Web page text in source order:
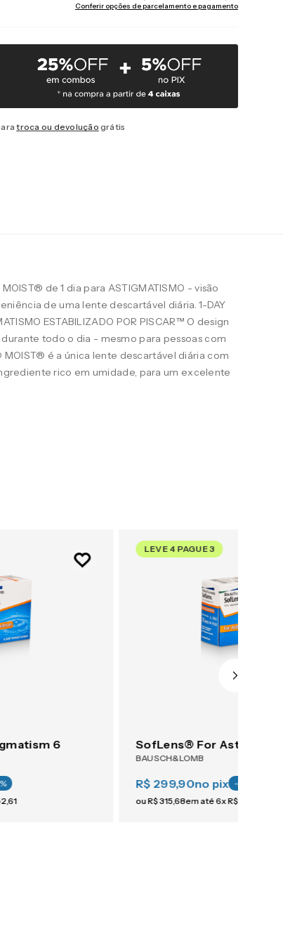
Conferir opções de parcelamento e pagamento
troca ou devolução grátis
de 1 dia para ASTIGMATISMO - visão
de uma lente descartável diária. 1-DAY
ESTABILIZADO POR PISCAR™ O design
todo o dia - mesmo para pessoas com
MOIST® é a única lente descartável diária com
rico em umidade, para um excelente
6
%
,61
LEVE 4 PAGUE 3
SofLens® For
BAUSCH&LOMB
R$ 299,90no pix -5
ouR$315,68em até6xR$